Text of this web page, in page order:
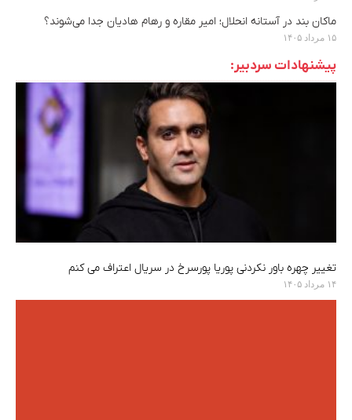
ماکان بند در آستانه انحلال؛ امیر مقاره و رهام هادیان جدا می‌شوند؟
۱۵ مرداد ۱۴۰۵
پیشنهادات سردبیر:
تغییر چهره باور نکردنی پوریا پورسرخ در سریال اعتراف می کنم
۱۴ مرداد ۱۴۰۵